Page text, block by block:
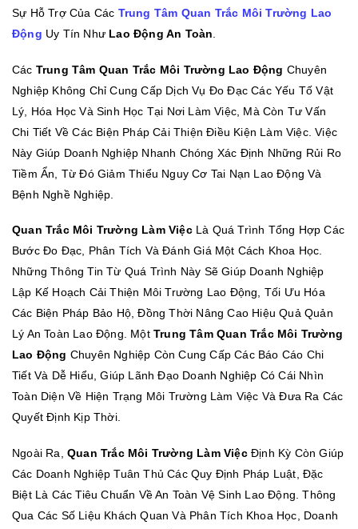
Sự Hỗ Trợ Của Các Trung Tâm Quan Trắc Môi Trường Lao
Động Uy Tín Như Lao Động An Toàn.
Các Trung Tâm Quan Trắc Môi Trường Lao Động Chuyên
Nghiệp Không Chỉ Cung Cấp Dịch Vụ Đo Đạc Các Yếu Tố Vật
Lý, Hóa Học Và Sinh Học Tại Nơi Làm Việc, Mà Còn Tư Vấn
Chi Tiết Về Các Biện Pháp Cải Thiện Điều Kiện Làm Việc. Việc
Này Giúp Doanh Nghiệp Nhanh Chóng Xác Định Những Rủi Ro
Tiềm Ẩn, Từ Đó Giảm Thiểu Nguy Cơ Tai Nạn Lao Động Và
Bệnh Nghề Nghiệp.
Quan Trắc Môi Trường Làm ViệcLà Quá Trình Tổng Hợp Các
Bước Đo Đạc, Phân Tích Và Đánh Giá Một Cách Khoa Học.
Những Thông Tin Từ Quá Trình Này Sẽ Giúp Doanh Nghiệp
Lập Kế Hoạch Cải Thiện Môi Trường Lao Động, Tối Ưu Hóa
Các Biện Pháp Bảo Hộ, Đồng Thời Nâng Cao Hiệu Quả Quản
Lý An Toàn Lao Động. Một Trung Tâm Quan Trắc Môi Trường
Lao Động Chuyên Nghiệp Còn Cung Cấp Các Báo Cáo Chi
Tiết Và Dễ Hiểu, Giúp Lãnh Đạo Doanh Nghiệp Có Cái Nhìn
Toàn Diện Về Hiện Trạng Môi Trường Làm Việc Và Đưa Ra Các
Quyết Định Kịp Thời.
Ngoài Ra, Quan Trắc Môi Trường Làm ViệcĐịnh Kỳ Còn Giúp
Các Doanh Nghiệp Tuân Thủ Các Quy Định Pháp Luật, Đặc
Biệt Là Các Tiêu Chuẩn Về An Toàn Vệ Sinh Lao Động. Thông
Qua Các Số Liệu Khách Quan Và Phân Tích Khoa Học, Doanh